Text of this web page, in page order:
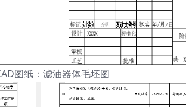
图纸：滤油器体毛坯图